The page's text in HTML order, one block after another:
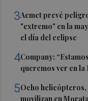
3Aemet prevé
"extremo" en la
el día del eclipse
4Company:
queremos ver en la
5Ocho helicópteros,
movilizan en